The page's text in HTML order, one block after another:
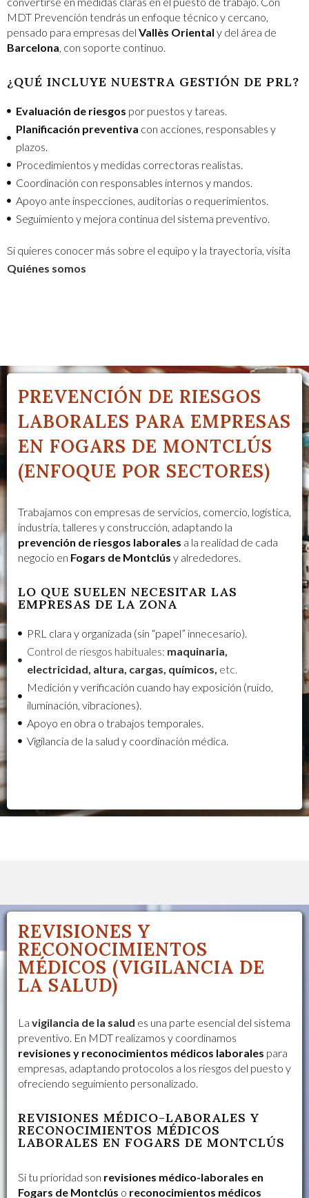
MDT Prevención tendrás un enfoque técnico y cercano,
pensado para empresas del Vallès Oriental y del área de
Barcelona, con soporte continuo.
¿QUÉ INCLUYE NUESTRA GESTIÓN DE PRL?
Evaluación de riesgos por puestos y tareas.
Planificación preventiva con acciones, responsables y
plazos.
Procedimientos y medidas correctoras realistas.
Coordinación con responsables internos y mandos.
Apoyo ante inspecciones, auditorías o requerimientos.
Seguimiento y mejora continua del sistema preventivo.
Si quieres conocer más sobre el equipo y la trayectoria, visita
Quiénes somos
PREVENCIÓN DE RIESGOS
LABORALES PARA EMPRESAS
EN FOGARS DE MONTCLÚS
(ENFOQUE POR SECTORES)
Trabajamos con empresas de servicios, comercio, logística,
industria, talleres y construcción, adaptando la
prevención de riesgos laborales a la realidad de cada
negocio en Fogars de Montclús y alrededores.
LO QUE SUELEN NECESITAR LAS
EMPRESAS DE LA ZONA
PRL clara y organizada (sin “papel” innecesario).
Control de riesgos habituales: maquinaria,
electricidad, altura, cargas, químicos, etc.
Medición y verificación cuando hay exposición (ruido,
iluminación, vibraciones).
Apoyo en obra o trabajos temporales.
Vigilancia de la salud y coordinación médica.
REVISIONES Y
RECONOCIMIENTOS
MÉDICOS (VIGILANCIA DE
LA SALUD)
La vigilancia de la salud es una parte esencial del sistema
preventivo. En MDT realizamos y coordinamos
revisiones y reconocimientos médicos laborales para
empresas, adaptando protocolos a los riesgos del puesto y
ofreciendo seguimiento personalizado.
REVISIONES MÉDICO-LABORALES Y
RECONOCIMIENTOS MÉDICOS
LABORALES EN FOGARS DE MONTCLÚS
Si tu prioridad son revisiones médico-laborales en
Fogars de Montclús o reconocimientos médicos